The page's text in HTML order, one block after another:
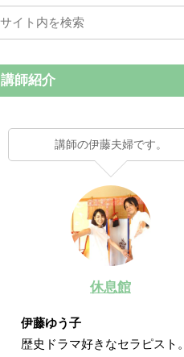
講師紹介
講師の伊藤夫婦です。
休息館
伊藤ゆう子
歴史ドラマ好きなセラピスト。